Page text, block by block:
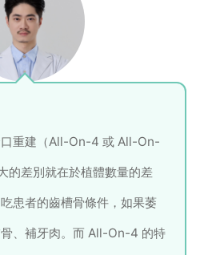
口重建（All-On-4 或 All-On-
的差別就在於植體數量的差
患者的齒槽骨條件，如果萎
、補牙肉。而 All-On-4 的特